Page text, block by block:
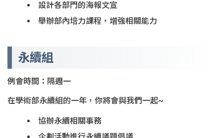
設計各部門的海報文宣
舉辦部內培力課程，增強相關能力
永續組
例會時間：隔週一
在學術部永續組的一年，你將會與我們一起~
協辦永續相關事務